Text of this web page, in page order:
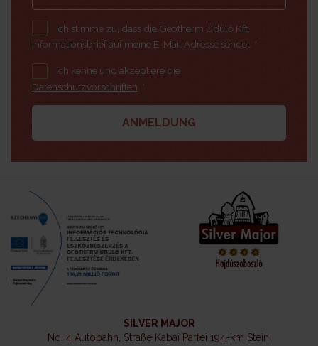
Ich stimme zu, dass die Geotherm Üdülő Kft.
Informationsbrief auf meine E-Mail Adresse sendet. *
Ich kenne und akzeptiere die
Datenschutzvorschriften . *
SILVER MAJOR
No. 4 Autobahn, Straße Kabai Partei 194-km Stein.